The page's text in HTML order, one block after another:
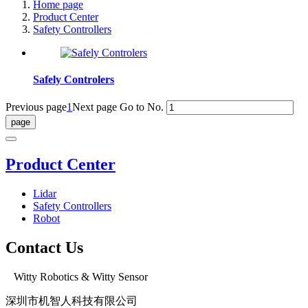
Home page
Product Center
Safety Controllers
Safely Controlers
Previous page1Next page Go to No.
Product Center
Lidar
Safety Controllers
Robot
Contact Us
Witty Robotics & Witty Sensor
深圳市机智人科技有限公司